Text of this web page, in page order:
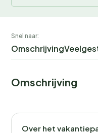
Snel naar:
Omschrijving
Omschrijving
Over het